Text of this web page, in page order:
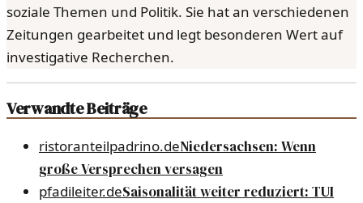
soziale Themen und Politik. Sie hat an verschiedenen
Zeitungen gearbeitet und legt besonderen Wert auf
investigative Recherchen.
Verwandte Beiträge
ristoranteilpadrino.deNiedersachsen: Wenn
große Versprechen versagen
pfadileiter.deSaisonalität weiter reduziert: TUI